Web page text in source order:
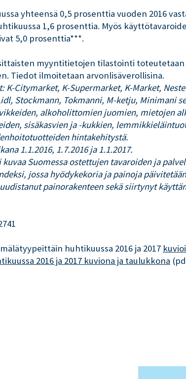
yhteensä 0,5 prosenttia vuoden 2016
1,6 prosenttia. Myös
5,0 prosenttia***.
myyntitietojen tilastointi
Tiedot ilmoitetaan arvonlisäverollisina.
Citymarket, K-Supermarket, K-Market,
Stockmann, Tokmanni, M-ketju, Minimani
alkoholittomien juomien, mietojen
sisäkasvien ja -kukkien,
hintakehitystä.
1.1.2016, 1.7.2016 ja 1.1.2017.
Suomessa ostettujen tavaroiden ja
jossa hyödykekoria ja painoja
painorakenteen sekä siirtynyt
huhtikuussa 2016 ja 2017
2016 ja 2017 kuviona ja taulukkona